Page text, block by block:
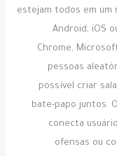
estejam todos em um
Android, iOS
Chrome,
pessoas
possível criar
bate-papo juntos.
conecta
ofensas ou